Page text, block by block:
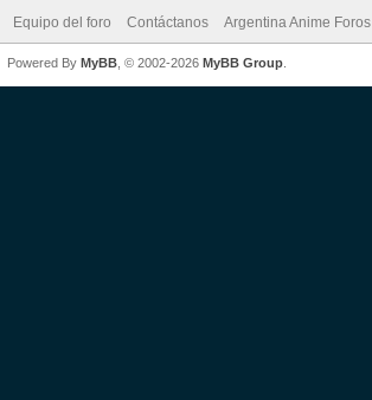
Equipo del foro Contáctanos Argentina Anime Foros
Powered By MyBB , © 2002-2026 MyBB Group